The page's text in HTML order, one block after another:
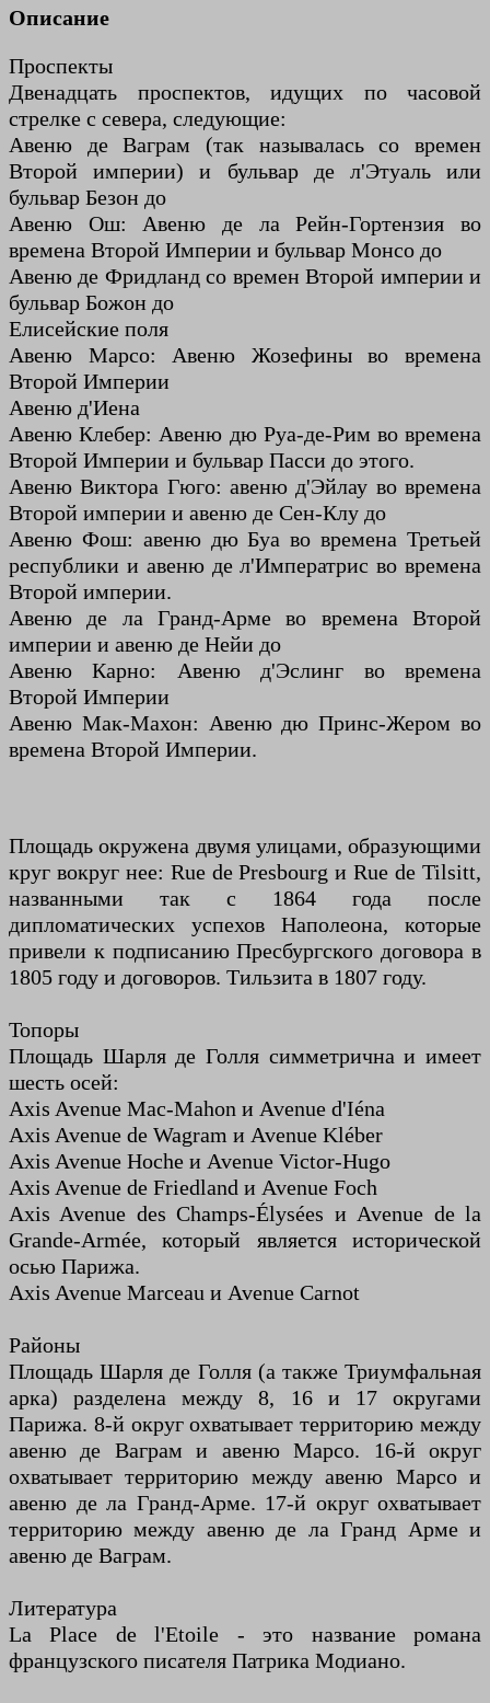
Описание
Проспекты
Двенадцать проспектов, идущих по часовой
стрелке с севера, следующие:
Авеню де Ваграм (так называлась со времен
Второй империи) и бульвар де л'Этуаль или
бульвар Безон до
Авеню Ош: Авеню де ла Рейн-Гортензия во
времена Второй Империи и бульвар Монсо до
Авеню де Фридланд со времен Второй империи и
бульвар Божон до
Елисейские поля
Авеню Марсо: Авеню Жозефины во времена
Второй Империи
Авеню д'Иена
Авеню Клебер: Авеню дю Руа-де-Рим во времена
Второй Империи и бульвар Пасси до этого.
Авеню Виктора Гюго: авеню д'Эйлау во времена
Второй империи и авеню де Сен-Клу до
Авеню Фош: авеню дю Буа во времена Третьей
республики и авеню де л'Императрис во времена
Второй империи.
Авеню де ла Гранд-Арме во времена Второй
империи и авеню де Нейи до
Авеню Карно: Авеню д'Эслинг во времена
Второй Империи
Авеню Мак-Махон: Авеню дю Принс-Жером во
времена Второй Империи.
Площадь окружена двумя улицами, образующими
круг вокруг нее: Rue de Presbourg и Rue de Tilsitt,
названными так с 1864 года после
дипломатических успехов Наполеона, которые
привели к подписанию Пресбургского договора в
1805 году и договоров. Тильзита в 1807 году.
Топоры
Площадь Шарля де Голля симметрична и имеет
шесть осей:
Axis Avenue Mac-Mahon и Avenue d'Iéna
Axis Avenue de Wagram и Avenue Kléber
Axis Avenue Hoche и Avenue Victor-Hugo
Axis Avenue de Friedland и Avenue Foch
Axis Avenue des Champs-Élysées и Avenue de la
Grande-Armée, который является исторической
осью Парижа.
Axis Avenue Marceau и Avenue Carnot
Районы
Площадь Шарля де Голля (а также Триумфальная
арка) разделена между 8, 16 и 17 округами
Парижа. 8-й округ охватывает территорию между
авеню де Ваграм и авеню Марсо. 16-й округ
охватывает территорию между авеню Марсо и
авеню де ла Гранд-Арме. 17-й округ охватывает
территорию между авеню де ла Гранд Арме и
авеню де Ваграм.
Литература
La Place de l'Etoile - это название романа
французского писателя Патрика Модиано.